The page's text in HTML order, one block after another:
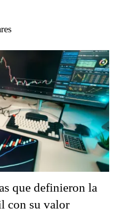
que definieron la
con su valor